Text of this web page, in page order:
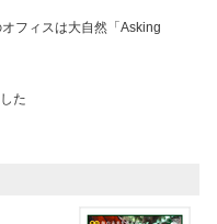
フィスは大自然「Asking
た